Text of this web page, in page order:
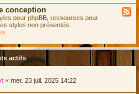
conception
pour phpBB, ressources pour
styles non présentés.
actifs
« mer. 23 juil. 2025 14:22